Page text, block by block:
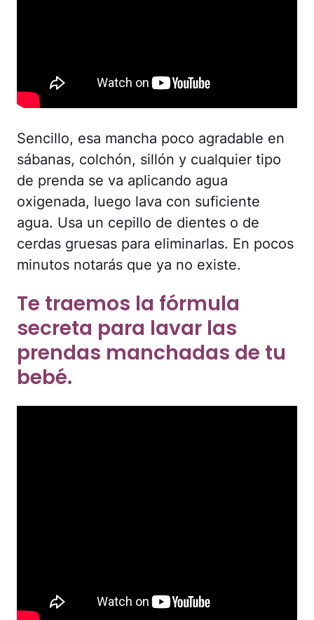
Sencillo, esa mancha poco agradable en
sábanas, colchón, sillón y cualquier tipo
de prenda se va aplicando agua
oxigenada, luego lava con suficiente
agua. Usa un cepillo de dientes o de
cerdas gruesas para eliminarlas. En pocos
minutos notarás que ya no existe.
Te traemos la fórmula
secreta para lavar las
prendas manchadas de tu
bebé.